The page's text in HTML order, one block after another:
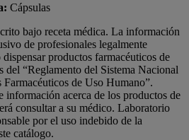
Cápsulas
bajo receta médica. La información
de profesionales legalmente
productos farmacéuticos de
del “Reglamento del Sistema Nacional
de Uso Humano”.
información acerca de los productos de
consultar a su médico. Laboratorio
por el uso indebido de la
catálogo.